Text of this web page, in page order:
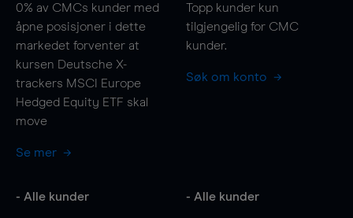
0% av CMCs kunder med
åpne posisjoner i dette
markedet forventer at
kursen Deutsche X-
trackers MSCI Europe
Hedged Equity ETF skal
move
Se mer
Topp kunder kun
tilgjengelig for CMC
kunder.
Søk om konto
- Alle kunder - Alle kunder